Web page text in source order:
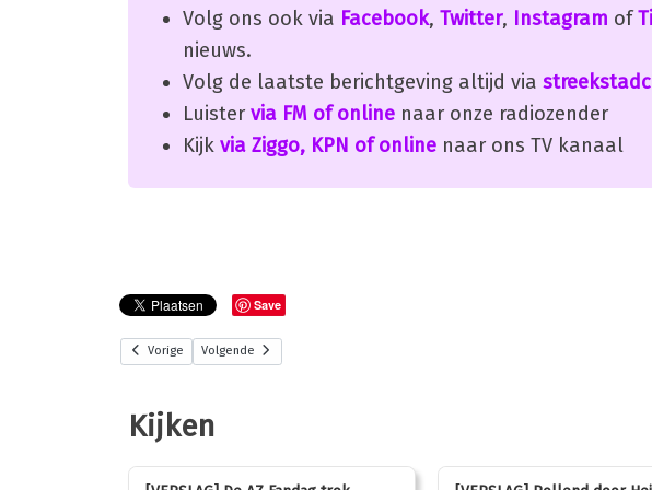
Volg ons ook via Facebook, Twitter, Instagram of
nieuws.
Volg de laatste berichtgeving altijd via
Luister via FM of online naar onze radiozender
Kijk via Ziggo, KPN of online naar ons TV kanaal
Save
Vorige Volgende
Kijken